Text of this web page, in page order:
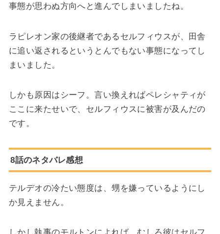
事態が思わぬ方向へと進んでしまいましたね。
ラピレオン家の後継者であるセルフィウスが、田舎
に追い返されるというとんでもない事態になってし
まいました。
しかも原因はシーフ。言い換えればペレシャティが
ここに来たせいで、セルフィウスに被害が及んだの
です。
8話のネタバレ感想
テルデオの冷たい態度は、甥を嫌っているようにし
か見えません。